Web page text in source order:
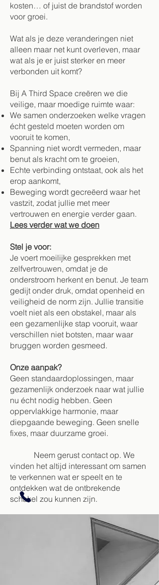
kosten… of juist de brandstof worden
voor groei.
Wat als je deze veranderingen niet
alleen maar net kunt overleven, maar
wat als je er juist sterker en meer
verbonden uit komt?
Bij A Third Space creëren we die
veilige, maar moedige ruimte waar:
We samen onderzoeken welke vragen
écht gesteld moeten worden om
vooruit te komen,
Spanning niet wordt vermeden, maar
benut als kracht om te groeien,
Echte verbinding ontstaat, ook als het
erop aankomt,
Beweging wordt gecreëerd waar het
vastzit, zodat jullie met meer
vertrouwen en energie verder gaan.
Lees verder wat we doen
Stel je voor:
Je voert moeilijke gesprekken met
zelfvertrouwen, omdat je de
onderstroom herkent en benut. Je team
gedijt onder druk, omdat openheid en
veiligheid de norm zijn. Jullie transitie
voelt niet als een obstakel, maar als
een gezamenlijke stap vooruit, waar
verschillen niet botsten, maar waar
bruggen worden gesmeed.
Onze aanpak?
Geen standaardoplossingen, maar
gezamenlijk onderzoek naar wat jullie
nu écht nodig hebben. Geen
oppervlakkige harmonie, maar
diepgaande beweging. Geen snelle
fixes, maar duurzame groei.
Neem gerust contact op. We
vinden het altijd interessant om samen
te verkennen wat er speelt en te
ontdekken wat de ontbrekende
schakel zou kunnen zijn.